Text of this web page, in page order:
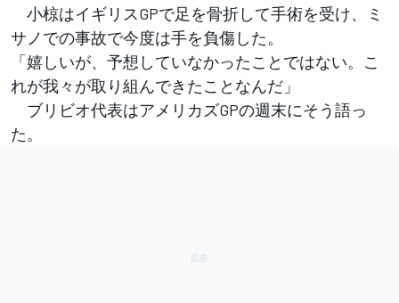
小椋はイギリスGPで足を骨折して手術を受け、ミ
サノでの事故で今度は手を負傷した。
「嬉しいが、予想していなかったことではない。こ
れが我々が取り組んできたことなんだ」
ブリビオ代表はアメリカズGPの週末にそう語っ
た。